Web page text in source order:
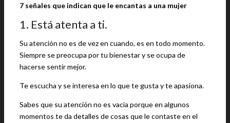
7 señales que indican que le encantas a una mujer
1. Está atenta a ti.
Su atención no es de vez en cuando, es en todo momento.
Siempre se preocupa por tu bienestar y se ocupa de
hacerse sentir mejor.
Te escucha y se interesa en lo que te gusta y te apasiona.
Sabes que su atención no es vacía porque en algunos
momentos te da detalles de cosas que le contaste en el